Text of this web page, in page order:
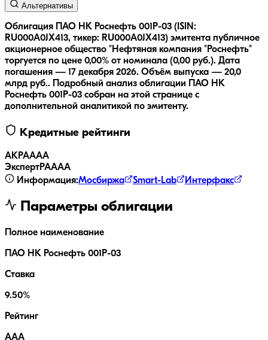
Альтернативы
Облигация ПАО НК Роснефть 001P-03 (ISIN:
RU000A0JX413, тикер: RU000A0JX413) эмитента публичное
акционерное общество "Нефтяная компания "Роснефть"
торгуется по цене 0,00% от номинала (0,00 руб.). Дата
погашения — 17 декабря 2026. Объём выпуска — 20,0
млрд руб..
Подробный анализ облигации
ПАО НК
Роснефть 001P-03 собран на этой странице с
дополнительной аналитикой по эмитенту.
Кредитные рейтинги
АКРАAAA
ЭкспертРАAAA
Информация:Мосбиржа Smart-Lab Интерфакс
Параметры облигации
Полное наименование
ПАО НК Роснефть 001P-03
Ставка
9.50%
Рейтинг
AAA